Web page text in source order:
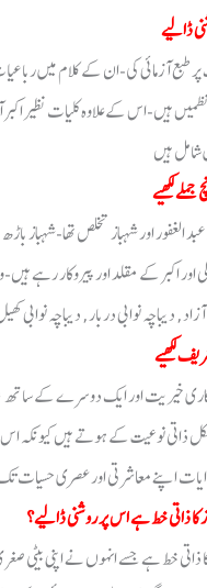
ڈالیے
طبع آزمائی کی-ان کے کلام میں
ہیں-اس کے علاوہ کلیات نظیر اکبر
لکھیے
عبد الغفور اور شہباز تخلص تھا-
اور اکبر کے مقلد اور پیروکار رہے
لکھیے
خیریت اور ایک دوسرے کے ساتھ
ذاتی نوعیت کے ہوتے ہیں کیونکہ
ذاتی خط ہے اس پر روشنی ڈالیے؟
خط ہے جسے انہوں نے اپنی بیٹی صغریٰ